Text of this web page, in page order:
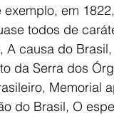
exemplo, em
todos de
A causa do
da Serra dos
Memorial
do Brasil, O